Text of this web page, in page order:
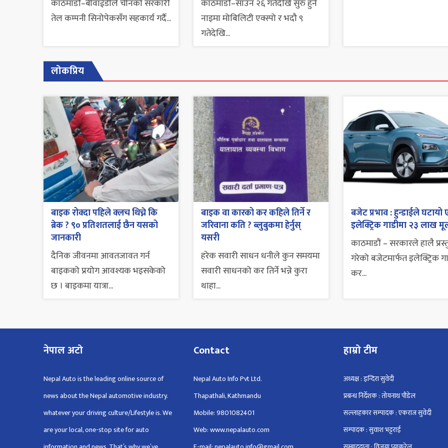
काठमाडौं–बीवाईडीले चीनको सरकारी
तेल कम्पनी सिनोपेकसँग सहकार्य गर्दै...
काठमाडौं–साउन २६ गतेदेखि सुरु हुने
नाइमा मोबिलिटी एक्स्पो र भदौ ९
गतेदेखि...
लोकप्रिय
बाइक रोक्दा पहिले क्लच थिच्ने कि
ब्रेक ? ९० प्रतिशतलाई छैन यसको
जानकारी
दैनिक जीवनमा आवतजावत गर्न
बाइकको प्रयोग आवश्यक भइसकेको
छ । बाइकमा यात्रा...
बाइक वा कारको कर कहिले तिर्ने र
जरिवाना कति ? ब्लुबुकमा हेर्नुस्
यसरी
हरेक सवारी साधन धनीले कुन समयमा
सवारी साधनको कर तिर्ने भन्ने कुरा
थाहा...
बजेट प्रभाव : हुन्डाईले घटायो
इलेक्ट्रिक गाडीमा २३ लाख
काठमाडौं – सरकारले हालै
गरेको बजेटमार्फत इलेक्ट्रिक
कर...
नेपाल अटो
Nepal Auto is the leading online source of
news about the Nepal automotive industry.
whatever your driving culture/Lifestyle is. We
are your local, one-stop site for auto
Contact
Nepal Auto Info Pvt Ltd.
Thapathali, Kathmandu
Mobile: 9801082401
Web: www.nepalauto.com
हाम्रो टीम
अध्यक्ष : इन्दिरा सुवेदी
प्रबन्ध निर्देशक : तोयनाथ पौडेल
सल्लाहकार सम्पादक : एकराज सुवेदी
सम्पादक : सुवाश भट्टराई